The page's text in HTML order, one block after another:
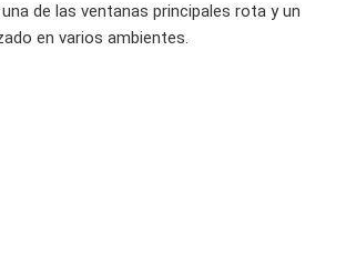
de las ventanas principales rota y un
en varios ambientes.